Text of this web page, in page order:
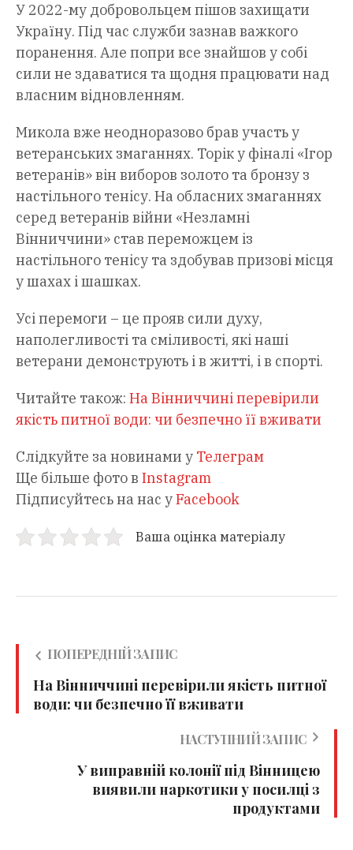
У 2022-му добровольцем пішов захищати
Україну. Під час служби зазнав важкого
поранення. Але попри все знайшов у собі
сили не здаватися та щодня працювати над
власним відновленням.
Микола вже неодноразово брав участь у
ветеранських змаганнях. Торік у фіналі «Ігор
ветеранів» він виборов золото та бронзу з
настільного тенісу. На обласних змаганнях
серед ветеранів війни «Незламні
Вінниччини» став переможцем із
настільного тенісу та здобував призові місця
у шахах і шашках.
Усі перемоги – це прояв сили духу,
наполегливості та сміливості, які наші
ветерани демонструють і в житті, і в спорті.
Читайте також: На Вінниччині перевірили
якість питної води: чи безпечно її вживати
Слідкуйте за новинами у Телеграм
Ще більше фото в Instagram
Підписуйтесь на нас уFacebook
Ваша оцінка матеріалу
ПОПЕРЕДНІЙ ЗАПИС
На Вінниччині перевірили якість питної
води: чи безпечно її вживати
НАСТУПНИЙ ЗАПИС
У виправній колонії під Вінницею
виявили наркотики у посилці з
продуктами